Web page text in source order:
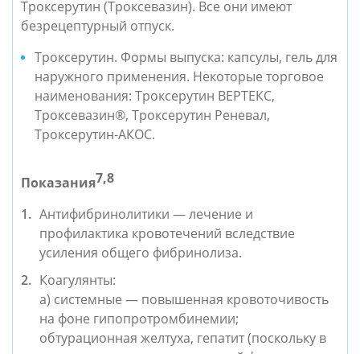
Троксерутин (Троксевазин). Все они имеют
безрецептурный отпуск.
Троксерутин. Формы выпуска: капсулы, гель для
наружного применения. Некоторые торговое
наименования: Троксерутин ВЕРТЕКС,
Троксевазин®, Троксерутин Реневал,
Троксерутин-АКОС.
Показания7,8
Антифибринолитики — лечение и
профилактика кровотечений вследствие
усиления общего фибринолиза.
а) системные — повышенная кровоточивость
на фоне гипопротромбинемии;
обтурационная желтуха, гепатит (поскольку в